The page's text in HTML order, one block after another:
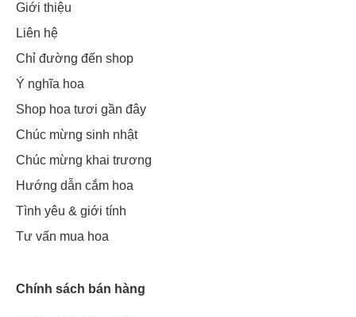
Giới thiệu
Liên hệ
Chỉ đường đến shop
Ý nghĩa hoa
Shop hoa tươi gần đây
Chúc mừng sinh nhật
Chúc mừng khai trương
Hướng dẫn cắm hoa
Tình yêu & giới tính
Tư vấn mua hoa
Chính sách bán hàng